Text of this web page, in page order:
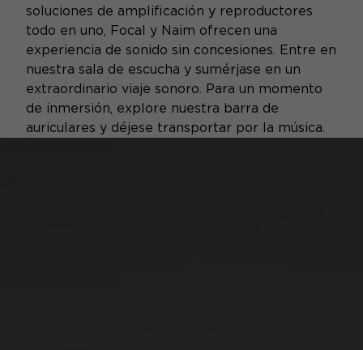
soluciones de amplificación y reproductores
todo en uno, Focal y Naim ofrecen una
experiencia de sonido sin concesiones. Entre en
nuestra sala de escucha y sumérjase en un
extraordinario viaje sonoro. Para un momento
de inmersión, explore nuestra barra de
auriculares y déjese transportar por la música.